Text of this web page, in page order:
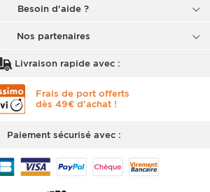
Besoin d'aide ?
Nos partenaires
Livraison rapide avec :
Frais de port offerts
dès 49€ d'achat !
Paiement sécurisé avec :